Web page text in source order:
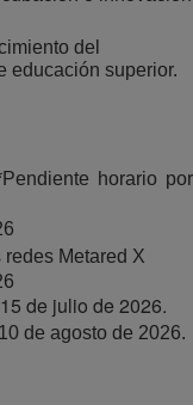
del
educación superior.
horario por
Metared X
de julio de 2026.
de agosto de 2026.